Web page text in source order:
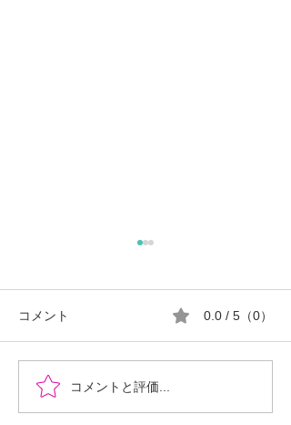
『時を超えた、ふたりの
物語』あなたの心に小さ
コメント 0.0 / 5（0）
コメントと評価...